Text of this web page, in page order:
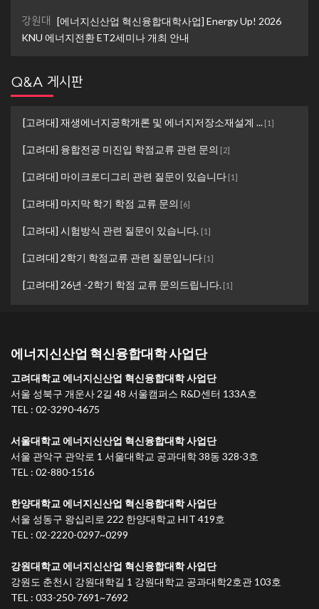
강원대 [에너지신산업 혁신융합대학사업] Energy Up! 2026
KNU 에너지전환 ET2세미나 개최 안내
Q&A 게시판
[고려대] 재생에너지공학개론 및 에너지저장소재설계 ... [1]
[고려대] 융합전공 미진입 학점교류 관련 문의 [2]
[고려대] 마이크로디그리 관련 질문이 있습니다 [1]
[고려대] 마지막 학기 학점 교류 문의 [6]
[고려대] 시험방식 관련 질문이 있습니다. [1]
[고려대] 2학기 학점교류 관련 질문입니다 [1]
[고려대] 26년 -2학기 학점 교류 문의드립니다. [1]
에너지신산업 혁신융합대학 사업단
고려대학교 에너지신산업 혁신융합대학 사업단
서울 성북구 개운사 2길 48 서울캠퍼스 R&D센터 133A호
TEL : 02-3290-4675
서울대학교 에너지신산업 혁신융합대학 사업단
서울 관악구 관악로 1 서울대학교 공과대학 38동 328-3호
TEL : 02-880-1516
한양대학교 에너지신산업 혁신융합대학 사업단
서울 성동구 왕십리로 222 한양대학교 HIT 419호
TEL : 02-2220-0297~0299
강원대학교 에너지신산업 혁신융합대학 사업단
강원도 춘천시 강원대학길 1 강원대학교 공과대학2호관 103호
TEL : 033-250-7691~7692